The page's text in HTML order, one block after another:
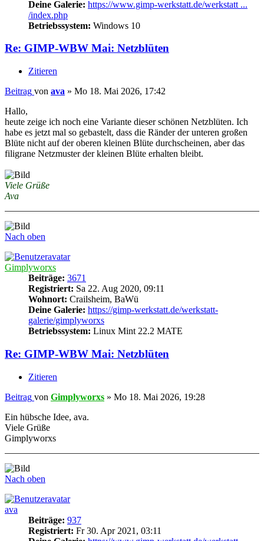
Deine Galerie: https://www.gimp-werkstatt.de/werkstatt ...
/index.php
Betriebssystem: Windows 10
Re: GIMP-WBW Mai: Netzblüten
Zitieren
Beitrag von ava » Mo 18. Mai 2026, 17:42
Hallo,
heute zeige ich noch eine Variante dieser schönen Netzblüten. Ich
habe es jetzt mal so gebastelt, dass die Ränder der unteren großen
Blüte nicht auf der oberen kleinen Blüte durchscheinen, aber das
filigrane Netzmuster der kleinen Blüte erhalten bleibt.
Viele Grüße
Ava
Nach oben
Gimplyworxs
Beiträge: 3671
Registriert: Sa 22. Aug 2020, 09:11
Wohnort: Crailsheim, BaWü
Deine Galerie: https://gimp-werkstatt.de/werkstatt-
galerie/gimplyworxs
Betriebssystem: Linux Mint 22.2 MATE
Re: GIMP-WBW Mai: Netzblüten
Zitieren
Beitrag von Gimplyworxs » Mo 18. Mai 2026, 19:28
Ein hübsche Idee, ava.
Viele Grüße
Gimplyworxs
Nach oben
ava
Beiträge: 937
Registriert: Fr 30. Apr 2021, 03:11